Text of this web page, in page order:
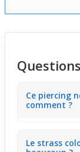
Ce piercing
comment ?
reste
Le strass